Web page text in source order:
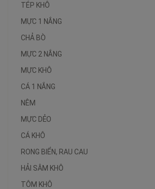
TÉP KHÔ
MỰC 1 NẮNG
CHẢ BÒ
MỰC 2 NẮNG
MỰC KHÔ
CÁ 1 NẮNG
NÊM
MỰC DẺO
CÁ KHÔ
RONG BIỂN, RAU CAU
HẢI SÂM KHÔ
TÔM KHÔ